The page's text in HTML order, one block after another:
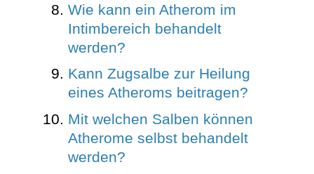
Wie kann ein Atherom im
Intimbereich behandelt
werden?
Kann Zugsalbe zur Heilung
eines Atheroms beitragen?
Mit welchen Salben können
Atherome selbst behandelt
werden?